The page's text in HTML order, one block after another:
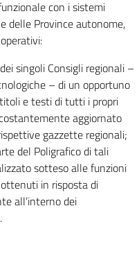
con i sistemi
delle Province autonome,
singoli Consigli regionali –
– di un opportuno
e testi di tutti i propri
aggiornato
gazzette regionali;
del Poligrafico di tali
sotteso alle funzioni
in risposta di
all’interno dei